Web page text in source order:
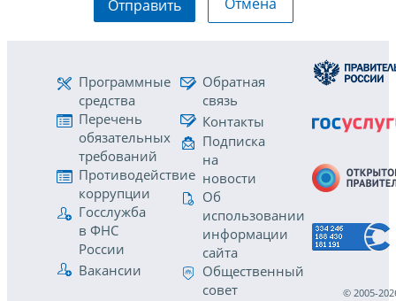
Отправить Отмена
Программные
средства
Перечень
обязательных
требований
Противодействие
коррупции
Госслужба
в ФНС
России
Вакансии
Обратная
связь
Контакты
Подписка
на
новости
Об
использовании
информации
сайта
Общественный
совет
© 2005-